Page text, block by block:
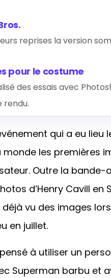
reprises la version
pour le costume
des essais avec
rendu.
qui a eu lieu
les premières
Outre la bande-
d’Henry Cavill en
vu des images
en juillet.
à utiliser un
Superman barbu et